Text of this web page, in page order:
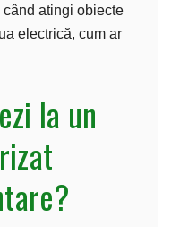
atingi obiecte
electrică, cum ar
la un